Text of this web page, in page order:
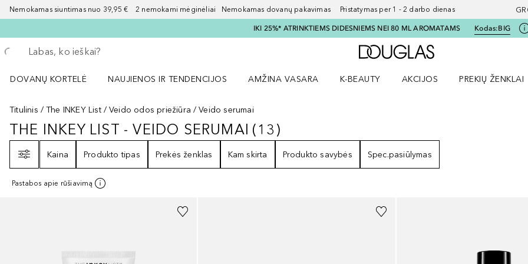
Nemokamas siuntimas nuo 39,95 € 2 nemokami mėginėliai Nemokamas dovanų pakavimas Pristatymas per 1 - 2 darbo dienas
IKI 25%* ATRINKTIEMS DIDESNIEMS NEI 80 ML AROMATAMS Kodas:BIG
Grįžk atgal
Vykdykite paiešką
Į Douglas pagrindinį
DOVANŲ KORTELĖ
NAUJIENOS IR TENDENCIJOS
AMŽINA VASARA
K-BEAUTY
AKCIJOS
PREKIŲ ŽENKLAI
Titulinis
The INKEY List Veido odos priežiūra Veido serumai
THE INKEY LIST - VEIDO SERUMAI13REZULTATAI
THE INKEY LIST - VEIDO SERUMAI (13 )
Kaina
Produkto tipas Prekės ženklas Kam skirta Produkto savybės Spec.pasiūlymas
Pastabos apie rūšiavimą